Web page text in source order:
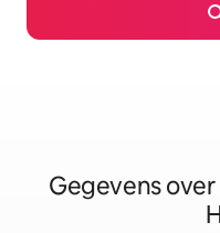
Gegevens